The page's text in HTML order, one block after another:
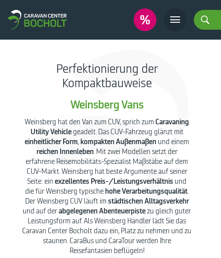
Perfektionierung der
Kompaktbauweise
Weinsberg Vans
Weinsberg hat den Van zum CUV, sprich zum Caravaning
Utility Vehiclegeadelt. Das CUV-Fahrzeug glänzt mit
einheitlicher Form,kompakten Außenmaßen und einem
reichen Innenleben. Mit zwei Modellen setzt der
erfahrene Reisemobilitäts-Spezialist Maßstäbe auf dem
CUV-Markt. Weinsberg hat beste Argumente auf seiner
Seite: ein exzellentes Preis-/Leistungsverhältnis und
die für Weinsberg typischehohe Verarbeitungsqualität.
Der Weinsberg CUV läuft im städtischen Alltagsverkehr
und auf derabgelegenen Abenteuerpistezu gleich guter
Leistungsform auf. Als Weinsberg Händler lädt Sie das
Caravan Center Bocholt dazu ein, Platz zu nehmen und zu
staunen. CaraBus und CaraTour werden Ihre
Reisefantasien beflügeln!